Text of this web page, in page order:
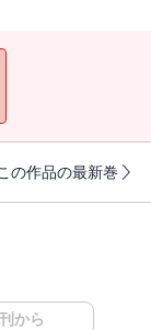
人物とは…!?
の作品の最新巻
から